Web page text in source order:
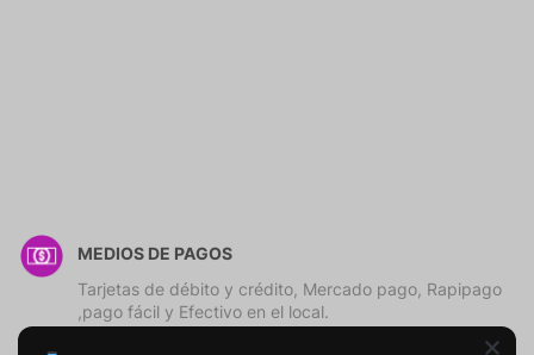
MEDIOS DE PAGOS
Tarjetas de débito y crédito, Mercado pago, Rapipago
,pago fácil y Efectivo en el local.